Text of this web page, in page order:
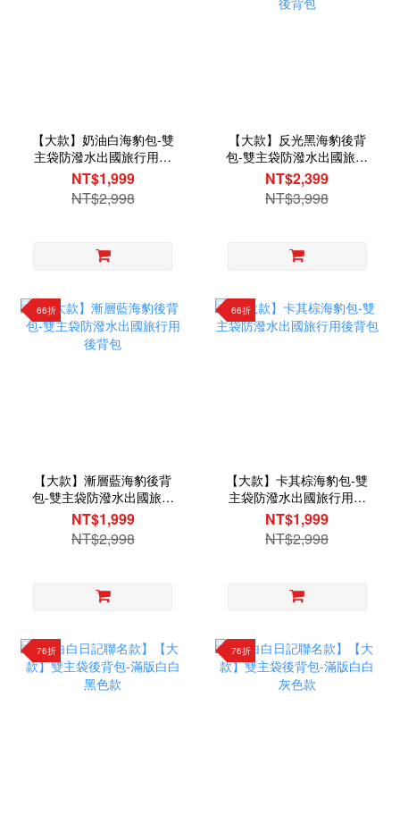
【大款】奶油白海豹包-雙
主袋防潑水出國旅行用後
背包
NT$1,999
NT$2,998
【大款】反光黑海豹後背
包-雙主袋防潑水出國旅行
用後背包
NT$2,399
NT$3,998
66折
【大款】漸層藍海豹後背
包-雙主袋防潑水出國旅行
用後背包
NT$1,999
NT$2,998
66折
【大款】卡其棕海豹包-雙
主袋防潑水出國旅行用後
背包
NT$1,999
NT$2,998
76折 76折